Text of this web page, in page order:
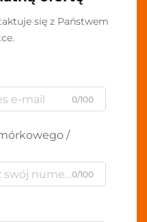
się z Państwem
0/100
/
0/100